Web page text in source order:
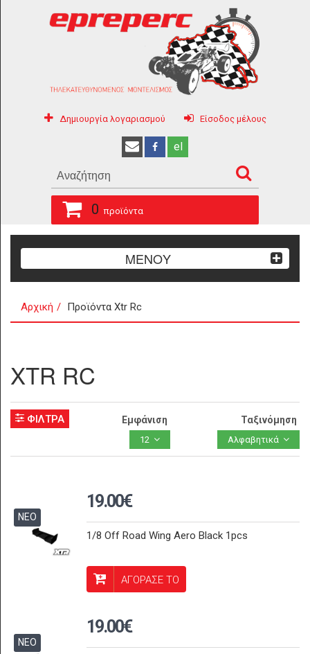
Δημιουργία λογαριασμού Είσοδος μέλους
el
0 προϊόντα
ΜΕΝΟΥ
Αρχική Προϊόντα Xtr Rc
XTR RC
ΦΙΛΤΡΑ Εμφάνιση
12
Ταξινόμηση
Αλφαβητικά
ΝΕΟ
19.00€
1/8 Off Road Wing Aero Black 1pcs
ΑΓΟΡΑΣΕ ΤΟ
ΝΕΟ
19.00€